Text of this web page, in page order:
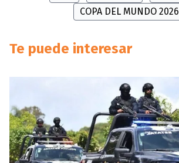
COPA DEL MUNDO 2026
Te puede interesar